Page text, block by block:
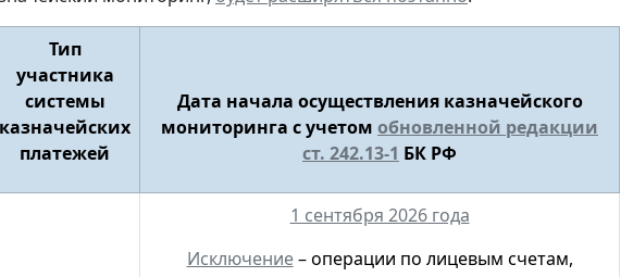
Тип
участника
системы
казначейских
платежей
Дата начала осуществления казначейского
мониторинга с учетом обновленной редакции
ст. 242.13-1 БК РФ
1 сентября 2026 года
Исключение– операции по лицевым счетам,